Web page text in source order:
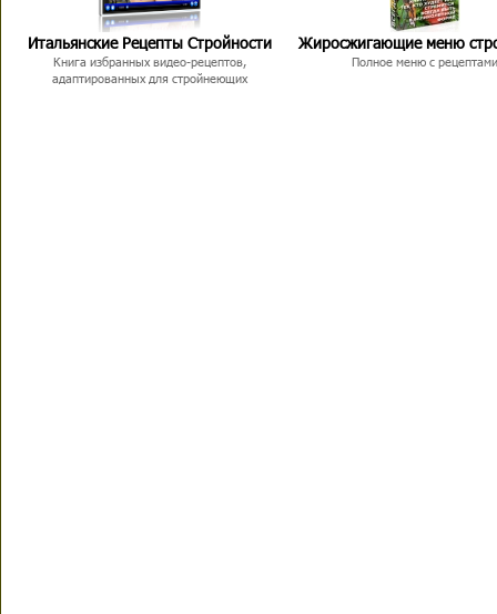
Итальянские Рецепты Стройности
Книга избранных видео-рецептов,
адаптированных для стройнеющих
Жиросжигающие меню
Полное меню с рецептами